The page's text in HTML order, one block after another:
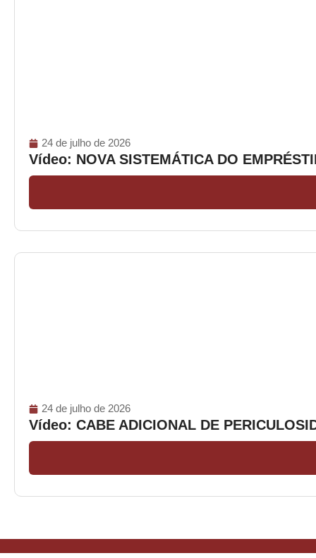
24 de julho de 2026
Vídeo: NOVA SISTEMÁTICA DO
24 de julho de 2026
Vídeo: CABE ADICIONAL DE